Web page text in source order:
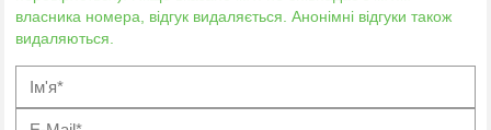
власника номера, відгук видаляється. Анонімні відгуки також
видаляються.